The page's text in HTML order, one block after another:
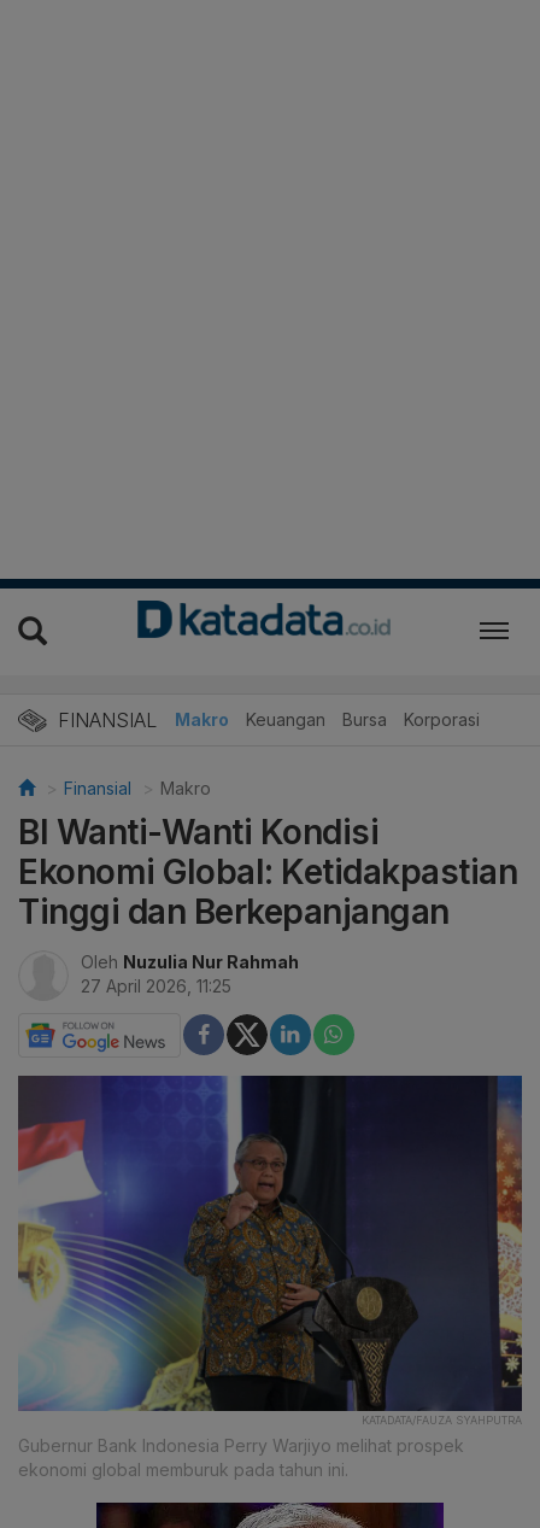
FINANSIAL Makro Keuangan Bursa Korporasi
Finansial Makro
BI Wanti-Wanti Kondisi
Ekonomi Global: Ketidakpastian
Tinggi dan Berkepanjangan
Oleh Nuzulia Nur Rahmah
27 April 2026, 11:25
KATADATA/FAUZA SYAHPUTRA
Gubernur Bank Indonesia Perry Warjiyo melihat prospek
ekonomi global memburuk pada tahun ini.